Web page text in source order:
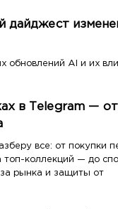
дайджест
обновлений AI и их
в Telegram —
все: от покупки
топ-коллекций — до
рынка и защиты от